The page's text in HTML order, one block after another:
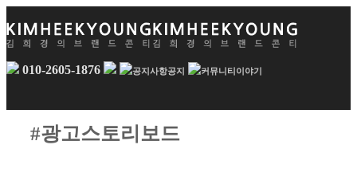
010-2605-1876 공지 이야기
#광고스토리보드